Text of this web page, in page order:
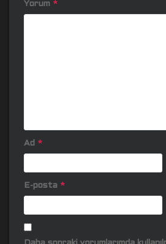
Yorum *
Ad *
E-posta *